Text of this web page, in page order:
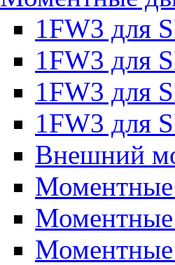
1FW3 для
1FW3 для
1FW3 для
1FW3 для
Внешний
Моментные
Моментные
Моментные